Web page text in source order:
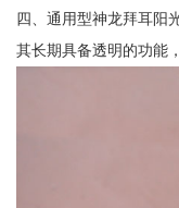
四、通用型神龙拜耳阳
其长期具备透明的功能